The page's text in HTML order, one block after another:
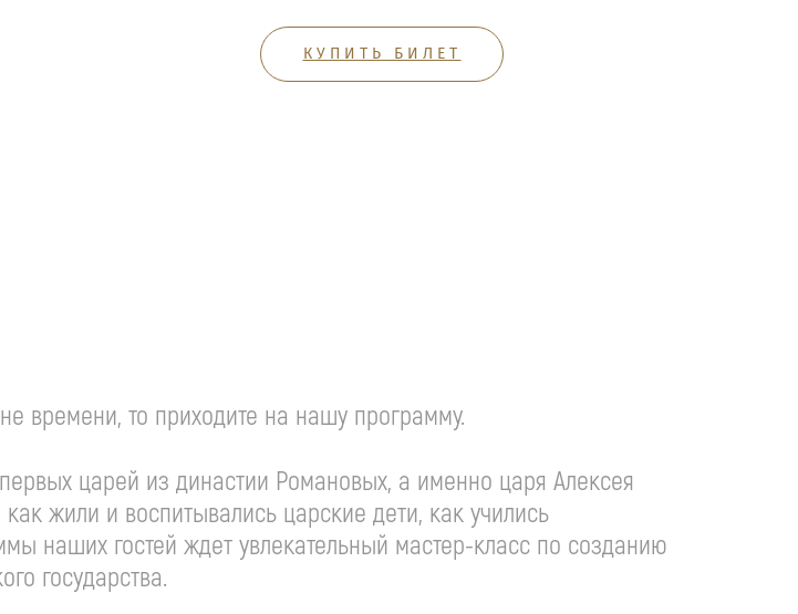
КУПИТЬ БИЛЕТ
времени, то приходите на нашу программу.
царей из династии Романовых, а именно царя Алексея
жили и воспитывались царские дети, как учились
наших гостей ждет увлекательный мастер-класс по созданию
государства.